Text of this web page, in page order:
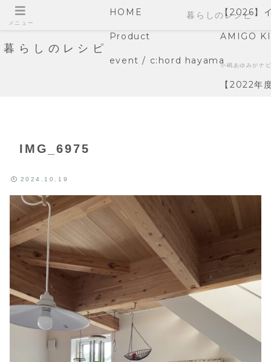
暮らしのレシピ
HOME 【2026】
Product AMIGO
event / c:hord hayama小嶋あゆみがナ
【2022年
IMG_6975
2024.10.19
メニュー
暮らしのレシピ